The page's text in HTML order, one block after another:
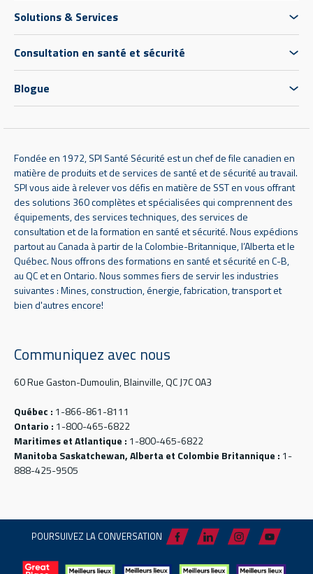
Solutions & Services
Consultation en santé et sécurité
Blogue
Fondée en 1972, SPI Santé Sécurité est un chef de file canadien en
matière de produits et de services de santé et de sécurité au travail.
SPI vous aide à relever vos défis en matière de SST en vous offrant
des solutions 360 complètes et spécialisées qui comprennent des
équipements, des services techniques, des services de
consultation et de la formation en santé et sécurité. Nous expédions
partout au Canada à partir de la Colombie-Britannique, l’Alberta et le
Québec. Nous offrons des formations en santé et sécurité en C-B,
au QC et en Ontario. Nous sommes fiers de servir les industries
suivantes : Mines, construction, énergie, fabrication, transport et
bien d'autres encore!
Communiquez avec nous
60 Rue Gaston-Dumoulin, Blainville, QC J7C 0A3
Québec : 1-866-861-8111
Ontario : 1-800-465-6822
Maritimes et Atlantique : 1-800-465-6822
Manitoba Saskatchewan, Alberta et Colombie Britannique : 1-
888-425-9505
POURSUIVEZ LA CONVERSATION